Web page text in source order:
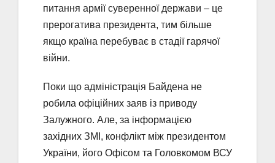
питання армії суверенної держави – це
прерогатива президента, тим більше
якщо країна перебуває в стадії гарячої
війни.
Поки що адміністрація Байдена не
робила офіційних заяв із приводу
Залужного. Але, за інформацією
західних ЗМІ, конфлікт між президентом
України, його Офісом та Головкомом ВСУ